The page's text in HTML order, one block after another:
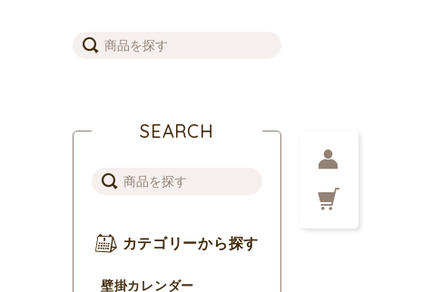
SEARCH
カテゴリーから探す
壁掛カレンダー